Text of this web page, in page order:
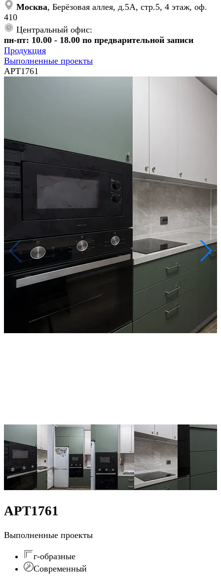
Москва, Берёзовая аллея, д.5А, стр.5, 4 этаж, оф.
410
Центральный офис:
пн-пт: 10.00 - 18.00 по предварительной записи
Продукция
Выполненные проекты
АРТ1761
АРТ1761
Выполненные проекты
г-образные
Современный